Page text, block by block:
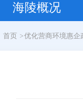
海陵概况
首页 >优化营商环境惠企